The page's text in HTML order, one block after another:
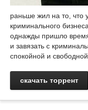
раньше жил на то, что
криминального
однажды пришло
и завязать с
спокойной и
скачать торрент